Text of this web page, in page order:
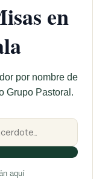
en
por nombre de
Grupo Pastoral.
aquí